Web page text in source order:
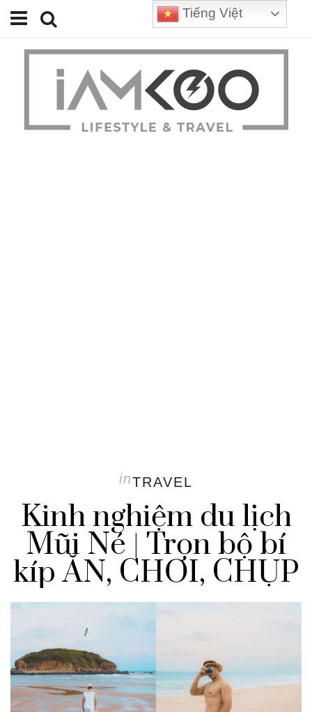
Home
Travel
Lifestyle
inTRAVEL
Kinh nghiệm du lịch
Mũi Né | Trọn bộ bí
kíp ĂN, CHƠI, CHỤP
Tiếng Việt